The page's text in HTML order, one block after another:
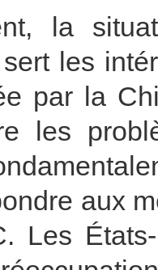
la
les
par la
les
aux
Les